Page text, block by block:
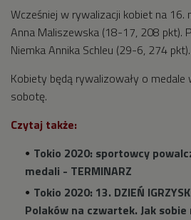
Wcześniej w rywalizacji kobiet na 16.
Anna Maliszewska (18-17, 208 pkt).
Niemka Annika Schleu (29-6, 274 pkt).
Kobiety będą rywalizowały o
sobotę.
Czytaj także:
Tokio 2020: sportowcy
medali - TERMINARZ
Tokio 2020: 13. DZIEŃ
Polaków na czwartek. Jak sobie